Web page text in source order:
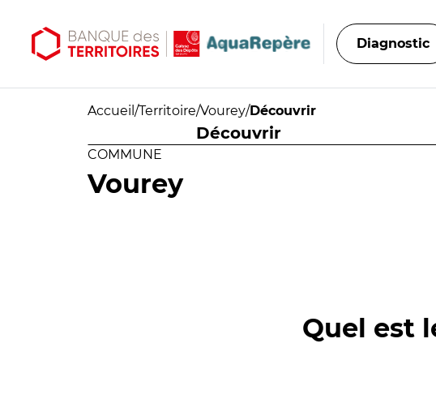
Diagnostic
Accueil /Territoire/Vourey/Découvrir
Découvrir
COMMUNE
Vourey
Quel est